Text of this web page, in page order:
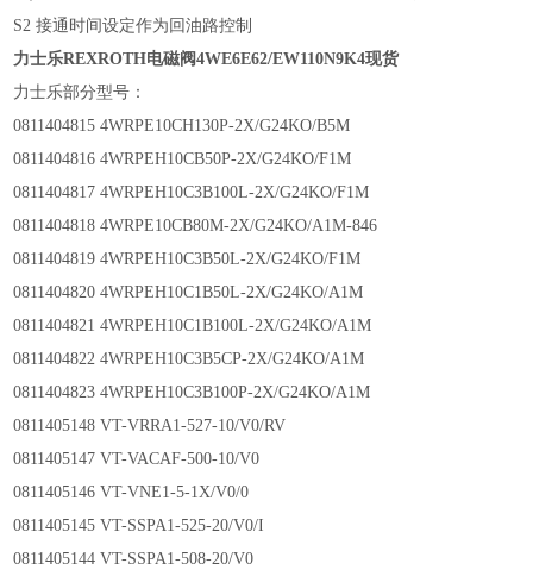
S2 接通时间设定作为回油路控制
力士乐REXROTH电磁阀4WE6E62/EW110N9K4现货
力士乐部分型号：
0811404815 4WRPE10CH130P-2X/G24KO/B5M
0811404816 4WRPEH10CB50P-2X/G24KO/F1M
0811404817 4WRPEH10C3B100L-2X/G24KO/F1M
0811404818 4WRPE10CB80M-2X/G24KO/A1M-846
0811404819 4WRPEH10C3B50L-2X/G24KO/F1M
0811404820 4WRPEH10C1B50L-2X/G24KO/A1M
0811404821 4WRPEH10C1B100L-2X/G24KO/A1M
0811404822 4WRPEH10C3B5CP-2X/G24KO/A1M
0811404823 4WRPEH10C3B100P-2X/G24KO/A1M
0811405148 VT-VRRA1-527-10/V0/RV
0811405147 VT-VACAF-500-10/V0
0811405146 VT-VNE1-5-1X/V0/0
0811405145 VT-SSPA1-525-20/V0/I
0811405144 VT-SSPA1-508-20/V0